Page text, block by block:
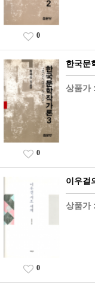
0
한국문
상품가 :
0
이우걸
상품가 :
0